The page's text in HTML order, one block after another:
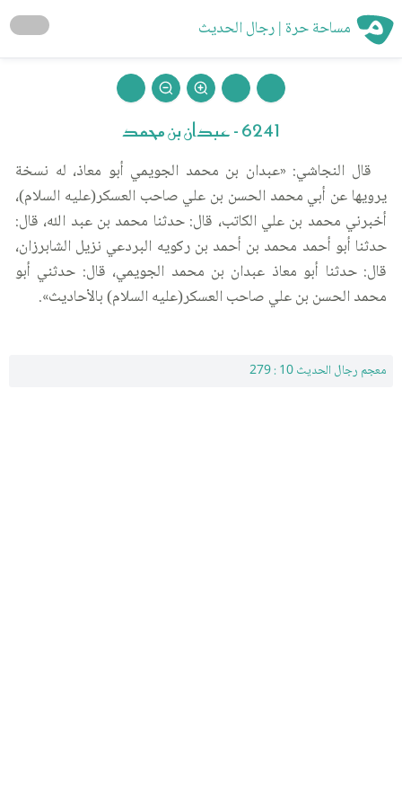
مساحة حرة | رجال الحديث
6241 - عبدان بن محمد
قال النجاشي: «عبدان بن محمد الجويمي أبو معاذ، له نسخة
يرويها عن أبي محمد الحسن بن علي صاحب العسكر(عليه السلام)،
أخبرني محمد بن علي الكاتب، قال: حدثنا محمد بن عبد الله، قال:
حدثنا أبو أحمد محمد بن أحمد بن ركويه البردعي نزيل الشابرزان،
قال: حدثنا أبو معاذ عبدان بن محمد الجويمي، قال: حدثني أبو
محمد الحسن بن علي صاحب العسكر(عليه السلام) بالأحاديث».
معجم رجال الحديث 10 : 279